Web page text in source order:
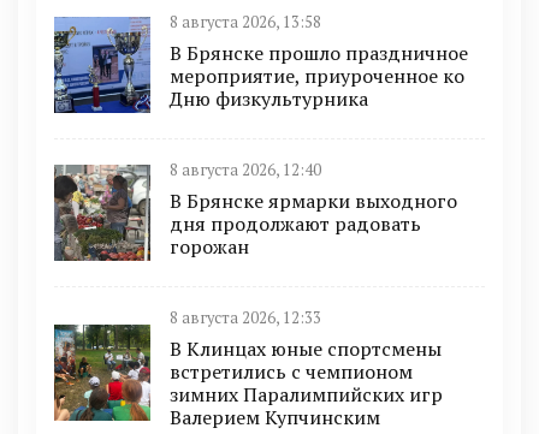
8 августа 2026, 13:58
В Брянске прошло праздничное
мероприятие, приуроченное ко
Дню физкультурника
8 августа 2026, 12:40
В Брянске ярмарки выходного
дня продолжают радовать
горожан
8 августа 2026, 12:33
В Клинцах юные спортсмены
встретились с чемпионом
зимних Паралимпийских игр
Валерием Купчинским